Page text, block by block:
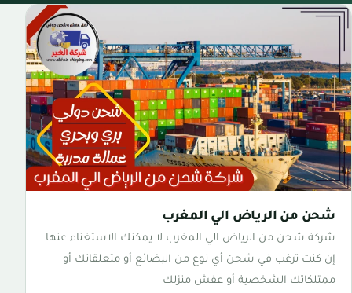
شحن من الرياض الي المغرب
شركة شحن من الرياض الي المغرب لا يمكنك الاستغناء عنها
إن كنت ترغب في شحن أي نوع من البضائع أو متعلقاتك أو
ممتلكاتك الشخصية أو عفش منزلك